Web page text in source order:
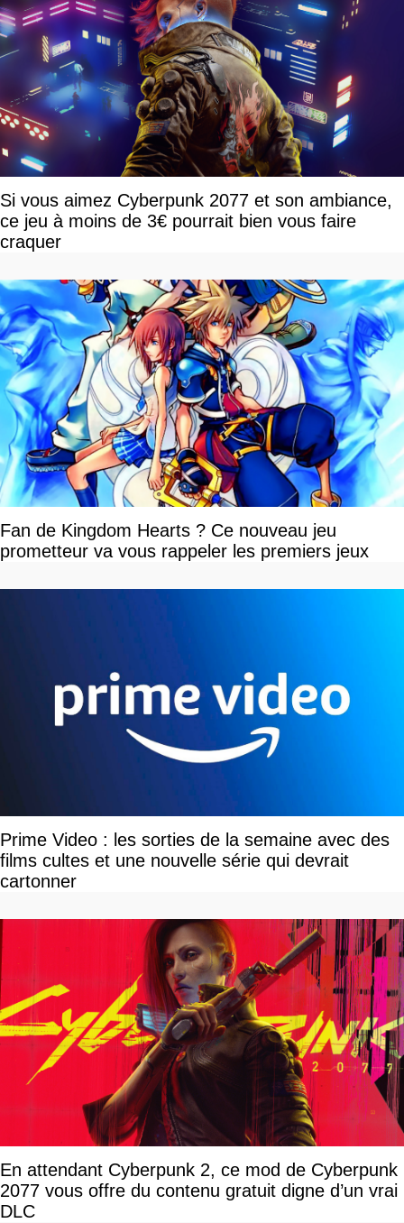
Si vous aimez Cyberpunk 2077 et son ambiance,
ce jeu à moins de 3€ pourrait bien vous faire
craquer
Fan de Kingdom Hearts ? Ce nouveau jeu
prometteur va vous rappeler les premiers jeux
Prime Video : les sorties de la semaine avec des
films cultes et une nouvelle série qui devrait
cartonner
En attendant Cyberpunk 2, ce mod de Cyberpunk
2077 vous offre du contenu gratuit digne d’un vrai
DLC